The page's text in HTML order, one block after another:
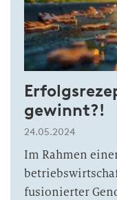
gewinnt?!
24.05.2024
Im Rahmen
fusionierter